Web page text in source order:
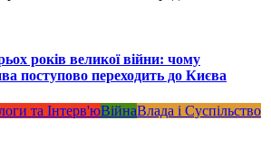
років великої війни: чому
поступово переходить до Києва
та Інтерв'юВійнаВлада і Суспільство